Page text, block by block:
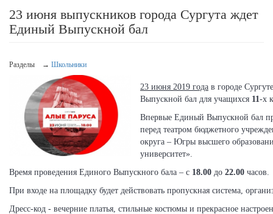
23 июня выпускников города Сургута ждет
Единый Выпускной бал
Разделы → Школьники
23 июня 2019 года в городе
Выпускной бал для учащихся 11-х
Впервые Единый Выпускной бал
перед театром бюджетного
округа – Югры высшего
университет».
Время проведения Единого Выпускного бала – с 18.00 до 22.00 часов.
При входе на площадку будет действовать пропускная система,
Дресс-код - вечерние платья, стильные костюмы и прекрасное